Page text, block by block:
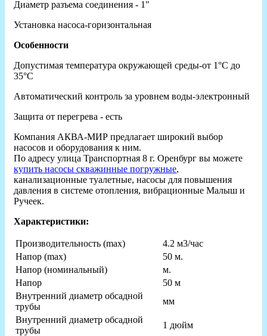
Диаметр разъема соединения - 1"
Установка насоса-горизонтальная
Особенности
Допустимая температура окружающей среды-от 1°C до
35°C
Автоматический контроль за уровнем воды-электронный
Защита от перегрева - есть
Компания АКВА-МИР предлагает широкий выбор
насосов и оборудования к ним.
По адресу улица Транспортная 8 г. Оренбург вы можете
купить насосы скважинные погружные,
канализационные туалетные, насосы для повышения
давления в системе отопления, вибрационные Малыш и
Ручеек.
Характеристики:
Производительность (max)
4.2 м3/час
Напор (max)
50 м.
Напор (номинальный)
м.
Hапор
50 м
Внутренний диаметр обсадной
трубы
мм
Внутренний диаметр обсадной
трубы
1 дюйм